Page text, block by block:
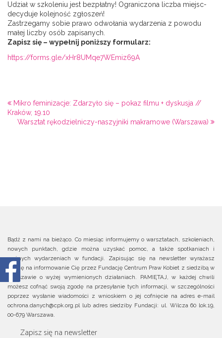
Udział w szkoleniu jest bezpłatny! Ograniczona liczba miejsc-
decyduje kolejność zgłoszeń!
Zastrzegamy sobie prawo odwołania wydarzenia z powodu
małej liczby osób zapisanych.
Zapisz się – wypełnij poniższy formularz:
https://forms.gle/xHr8UMqe7WEmiz69A
Mikro feminizacje: Zdarzyło się – pokaz filmu + dyskusja //
Kraków, 19.10
Warsztat rękodzielniczy-naszyjniki makramowe (Warszawa)
Bądź z nami na bieżąco. Co miesiąc informujemy o warsztatach, szkoleniach,
nowych punktach, gdzie można uzyskać pomoc, a także spotkaniach i
ważnych wydarzeniach w fundacji. Zapisując się na newsletter wyrażasz
zgodę na informowanie Cię przez Fundację Centrum Praw Kobiet z siedzibą w
Warszawie o wyżej wymienionych działaniach. PAMIĘTAJ, w każdej chwili
możesz cofnąć swoją zgodę na przesyłanie tych informacji, w szczególności
poprzez wysłanie wiadomości z wnioskiem o jej cofnięcie na adres e-mail
ochrona.danych@cpk.org.pl lub adres siedziby Fundacji: ul. Wilcza 60 lok.19,
00-679 Warszawa.
Zapisz się na newsletter